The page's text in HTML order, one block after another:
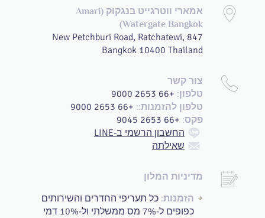
אמארי ווטרגייט בנגקוק (Amari
Watergate Bangkok)
847 New Petchburi Road, Ratchatewi,
Bangkok 10400 Thailand
צור קשר
טלפון: +66 2653 9000
טלפון להזמנות:: +66 2653 9000
פקס: +66 2653 9045
החשבון הרשמי ב-LINE
שאילתה
מדיניות המלון
הזמנות: כל תעריפי החדרים והשירותים
כפופים ל-7% מס ממשלתי ול-10% דמי